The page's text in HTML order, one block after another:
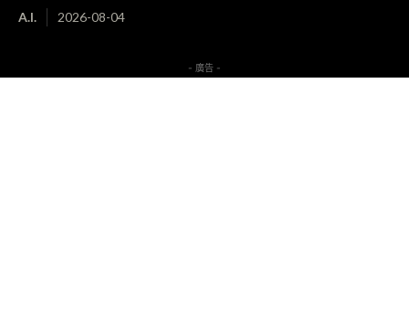
A.I. 2026-08-04
- 廣告 -